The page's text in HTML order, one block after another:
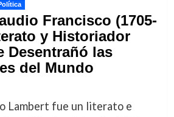
Francisco (1705-
y Historiador
Desentrañó las
del Mundo
Lambert fue un literato e